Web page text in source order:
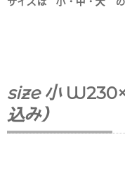
size 小
込み）